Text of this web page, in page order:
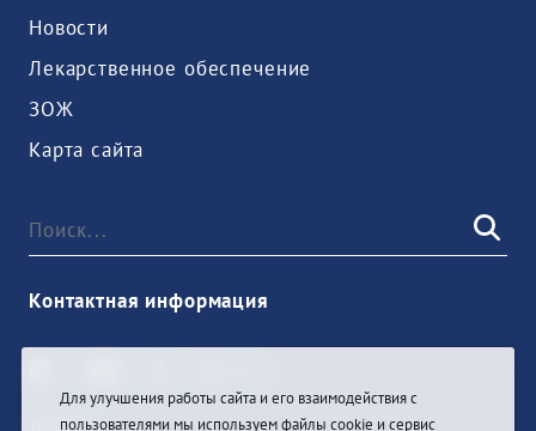
Новости
Лекарственное обеспечение
ЗОЖ
Карта сайта
Контактная информация
Для улучшения работы сайта и его взаимодействия с
пользователями мы используем файлы cookie и сервис